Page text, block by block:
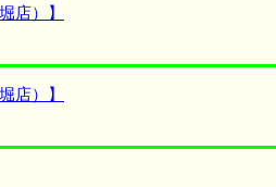
店）】
店）】